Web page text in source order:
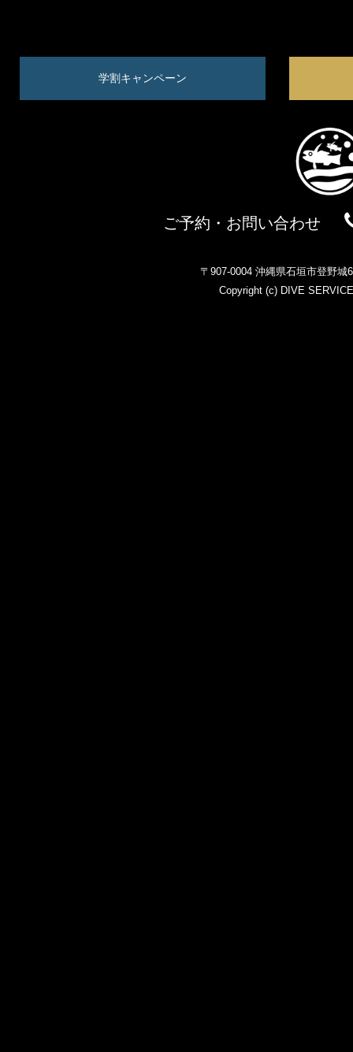
学割キャンペーン
ご予約・お問い合わせ
〒907-0004 沖縄県石垣市登野城
Copyright (c) DIVE